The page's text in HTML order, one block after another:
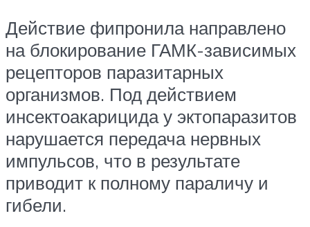
Действие фипронила направлено
на блокирование ГАМК-зависимых
рецепторов паразитарных
организмов. Под действием
инсектоакарицида у эктопаразитов
нарушается передача нервных
импульсов, что в результате
приводит к полному параличу и
гибели.